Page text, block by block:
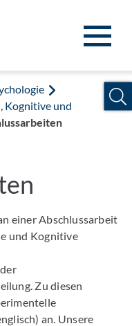
Kognitive und
einer Abschlussarbeit
und Kognitive
Zu diesen
an. Unsere